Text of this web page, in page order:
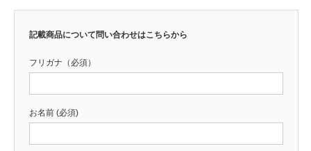
記載商品について問い合わせはこちらから
フリガナ（必須）
お名前 (必須)